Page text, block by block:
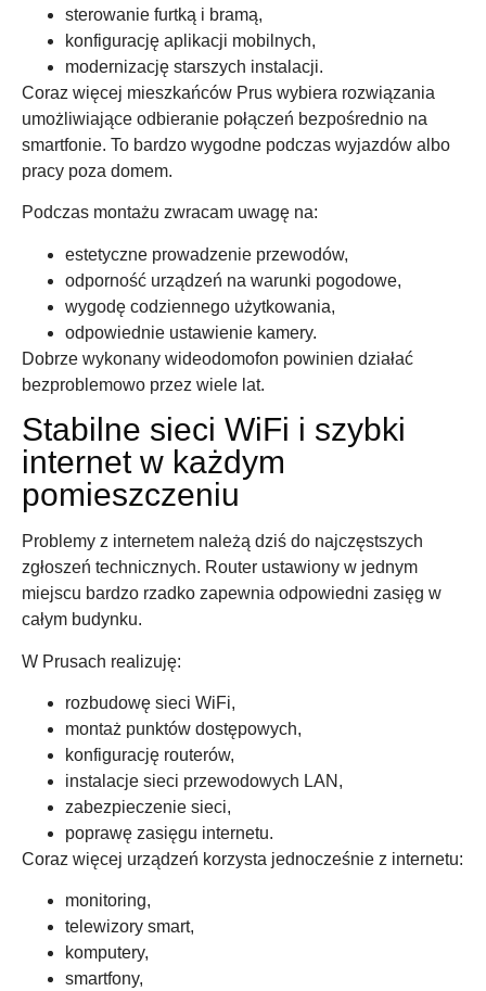
sterowanie furtką i bramą,
konfigurację aplikacji mobilnych,
modernizację starszych instalacji.
Coraz więcej mieszkańców Prus wybiera rozwiązania
umożliwiające odbieranie połączeń bezpośrednio na
smartfonie. To bardzo wygodne podczas wyjazdów albo
pracy poza domem.
Podczas montażu zwracam uwagę na:
estetyczne prowadzenie przewodów,
odporność urządzeń na warunki pogodowe,
wygodę codziennego użytkowania,
odpowiednie ustawienie kamery.
Dobrze wykonany wideodomofon powinien działać
bezproblemowo przez wiele lat.
Stabilne sieci WiFi i szybki
internet w każdym
pomieszczeniu
Problemy z internetem należą dziś do najczęstszych
zgłoszeń technicznych. Router ustawiony w jednym
miejscu bardzo rzadko zapewnia odpowiedni zasięg w
całym budynku.
W Prusach realizuję:
rozbudowę sieci WiFi,
montaż punktów dostępowych,
konfigurację routerów,
instalacje sieci przewodowych LAN,
zabezpieczenie sieci,
poprawę zasięgu internetu.
Coraz więcej urządzeń korzysta jednocześnie z internetu:
monitoring,
telewizory smart,
komputery,
smartfony,